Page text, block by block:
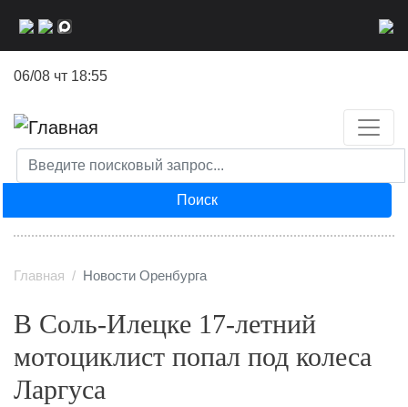
06/08 чт 18:55
Поиск
Главная Новости Оренбурга
В Соль-Илецке 17-летний
мотоциклист попал под колеса
Ларгуса